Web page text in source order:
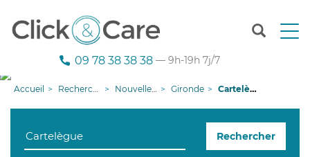
T
n
09 78 38 38 38 — 9h-19h 7j/7
Accueil Recherche aide à domicile Nouvelle-Aquitaine Gironde Cartelègue
Rechercher